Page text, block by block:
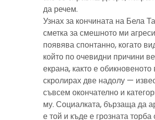
да речем.
Узнах за кончината на Бела
сметка за смешното ми
появява спонтанно, когато
който по очевидни причини
екрана, както е
скролирах две надолу —
съвсем окончателно и
му. Социалката, бързаща да
е той и къде е грозната